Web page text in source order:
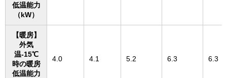
低温能力
（kW）
【暖房】
外気
温-15℃
時の暖房
低温能力
4.0 4.1 5.2 6.3 6.3